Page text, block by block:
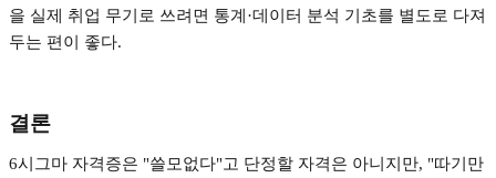
을 실제 취업 무기로 쓰려면 통계 ·데이터 분석 기초를 별도로 다져
두는 편이 좋다.
결론
6시그마 자격증은 "쓸모없다"고 단정할 자격은 아니지만, "따기만